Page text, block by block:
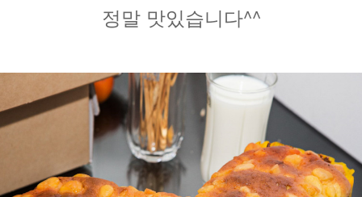
정말 맛있습니다^^